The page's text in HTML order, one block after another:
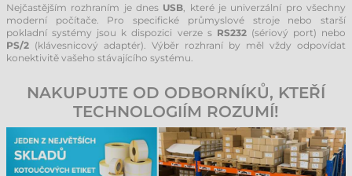
Nejčastějším rozhraním je dnes USB , které je univerzální pro všechny
moderní počítače. Pro specifické průmyslové stroje nebo starší
pokladní systémy jsou k dispozici verze s RS232(sériový port) nebo
PS/2 (klávesnicový adaptér). Výběr rozhraní by měl vždy odpovídat
konektivitě vašeho stávajícího systému.
NAKUPUJTE OD ODBORNÍKŮ, KTEŘÍ
TECHNOLOGIÍM ROZUMÍ!